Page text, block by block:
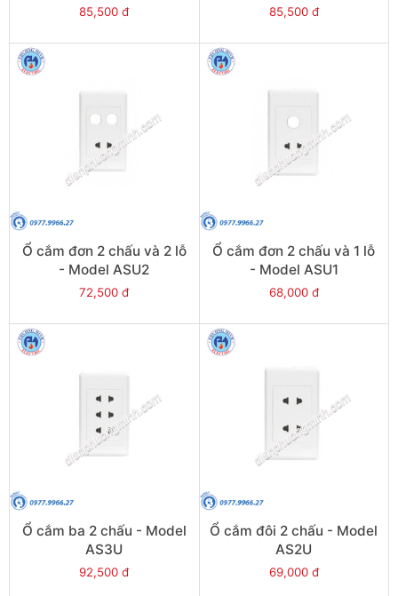
85,500 đ 85,500 đ
Ổ cắm đơn 2 chấu và 2 lỗ
- Model ASU2
72,500 đ
Ổ cắm đơn 2 chấu và 1 lỗ
- Model ASU1
68,000 đ
Ổ cắm ba 2 chấu - Model
AS3U
92,500 đ
Ổ cắm đôi 2 chấu - Model
AS2U
69,000 đ